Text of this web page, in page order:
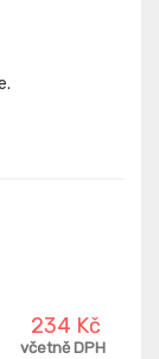
234 Kč
včetně DPH